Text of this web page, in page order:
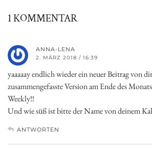
1 KOMMENTAR
ANNA-LENA
2. MÄRZ 2018 / 16:39
yaaaaay endlich wieder ein neuer Beitrag von
zusammengefasste Version am Ende des
Weekly!!
Und wie süß ist bitte der Name von deinem
ANTWORTEN